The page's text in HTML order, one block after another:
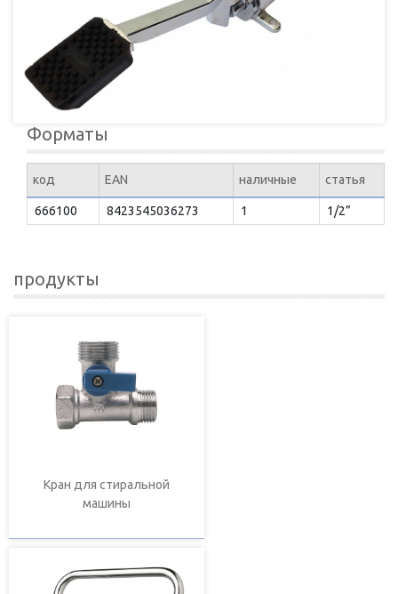
Форматы
код EAN наличные статья
666100 8423545036273 1 1/2”
продукты
Кран для стиральной
машины